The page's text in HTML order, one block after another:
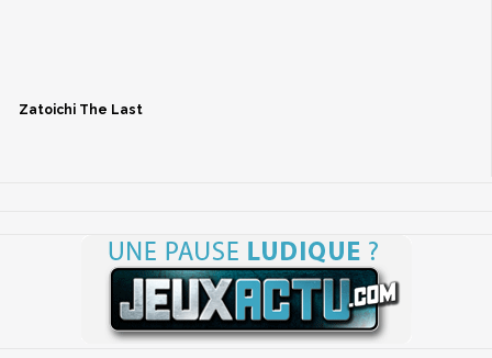
Zatoichi The Last